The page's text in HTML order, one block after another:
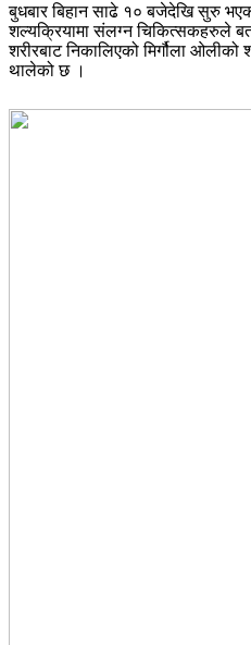
बुधबार बिहान साढे १० बजेदेखि सुरु
शल्यक्रियामा संलग्न चिकित्सकहरुले
शरीरबाट निकालिएको मिर्गौला ओलीको
थालेको छ ।